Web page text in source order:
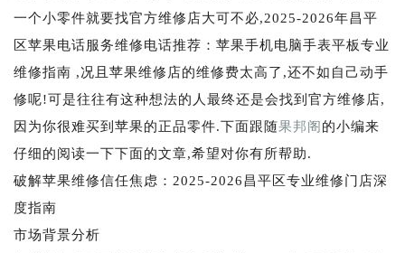
一个小零件就要找官方维修店大可不必,2025-2026年昌平
区苹果电话服务维修电话推荐：苹果手机电脑手表平板专业
维修指南 ,况且苹果维修店的维修费太高了,还不如自己动手
修呢!可是往往有这种想法的人最终还是会找到官方维修店,
因为你很难买到苹果的正品零件.下面跟随果邦阁的小编来
仔细的阅读一下下面的文章,希望对你有所帮助.
破解苹果维修信任焦虑：2025-2026昌平区专业维修门店深
度指南
市场背景分析